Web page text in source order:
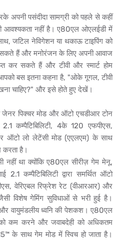
अपनी पसंदीदा सामग्री को पहले से कहीं
आवश्यकता नहीं है। ए80एल ओएलईडी में
जटिल नेविगेशन या थकाऊ टाइपिंग को
हैं और मनोरंजन के लिए अपनी आवाज
कर सकते हैं और टीवी और स्मार्ट होम
बस इतना कहना है, "ओके गूगल, टीवी
चाहिए?" और इसे होते हुए देखें।
जेनर पिक्चर मोड और ऑटो एचडीआर टोन
कम्पैटिबिलिटी, 4के 120 एफपीएस,
ऑटो लो लेटेंसी मोड (एएलएम) के साथ
करता है।
नहीं था क्योंकि ए80एल सीरीज़ गेम मेनू,
कम्पैटिबिलिटी द्वारा समर्थित ऑटो
वेरिएबल रिफ्रेश रेट (वीआरआर) और
विशेष गेमिंग सुविधाओं से भरी हुई है।
और वायुमंडलीय ध्वनि की पेशकश। ए80एल
कम करने और जवाबदेही को अधिकतम
के साथ गेम मोड में स्विच हो जाता है।